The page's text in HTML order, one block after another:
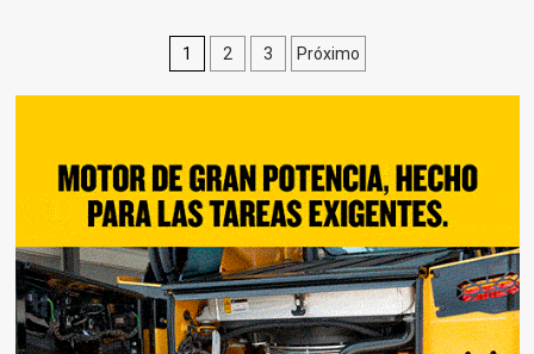
Paginación
de
1 2 3 Próximo